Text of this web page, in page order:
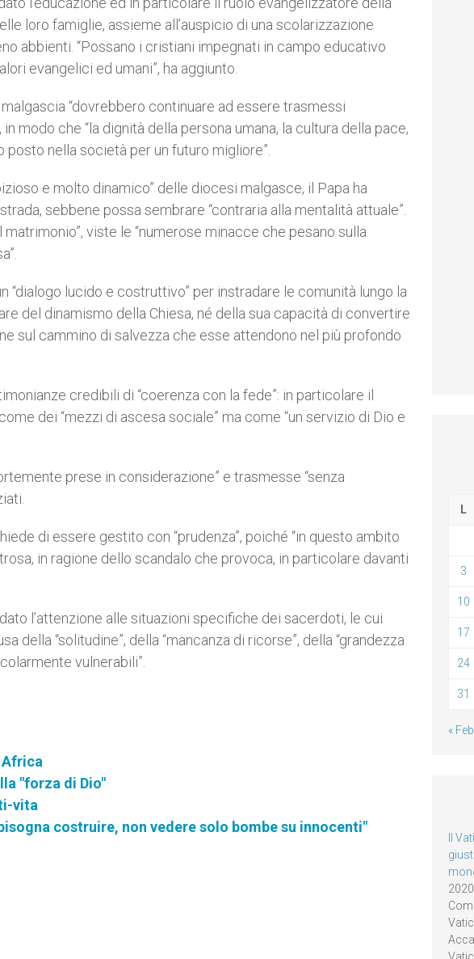
loro famiglie, assieme all’auspicio di una scolarizzazione
abbienti. “Possano i cristiani impegnati in campo educativo
evangelici ed umani”, ha aggiunto.
“dovrebbero continuare ad essere trasmessi
modo che “la dignità della persona umana, la cultura della pace,
nella società per un futuro migliore”.
e molto dinamico” delle diocesi malgasce, il Papa ha
sebbene possa sembrare “contraria alla mentalità attuale”.
matrimonio”, viste le “numerose minacce che pesano sulla
“dialogo lucido e costruttivo” per instradare le comunità lungo la
del dinamismo della Chiesa, né della sua capacità di convertire
sul cammino di salvezza che esse attendono nel più profondo
credibili di “coerenza con la fede”: in particolare il
dei “mezzi di ascesa sociale” ma come “un servizio di Dio e
prese in considerazione” e trasmesse “senza
di essere gestito con “prudenza”, poiché “in questo ambito
in ragione dello scandalo che provoca, in particolare davanti
l’attenzione alle situazioni specifiche dei sacerdoti, le cui
della “solitudine”, della “mancanza di ricorse”, della “grandezza
vulnerabili”.
Africa
"forza di Dio"
vita
costruire, non vedere solo bombe su innocenti"
L
3
10
17
24
31
« Feb
Il
2020